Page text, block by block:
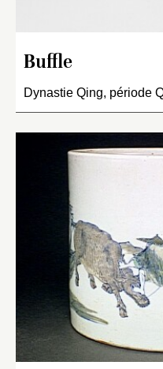
Buffle
Dynastie Qing, période